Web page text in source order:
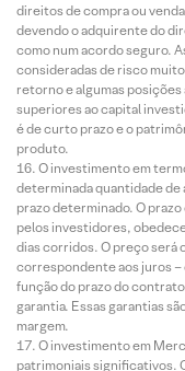
direitos de compra ou
devendo o adquirente do
como num acordo seguro.
consideradas de risco
retorno e algumas
superiores ao capital
é de curto prazo e o
produto.
O investimento em
determinada quantidade de
prazo determinado. O
pelos investidores,
dias corridos. O preço será
correspondente aos juros –
função do prazo do
garantia. Essas garantias
margem.
O investimento em
patrimoniais significativos.